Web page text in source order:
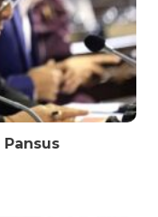
Pansus